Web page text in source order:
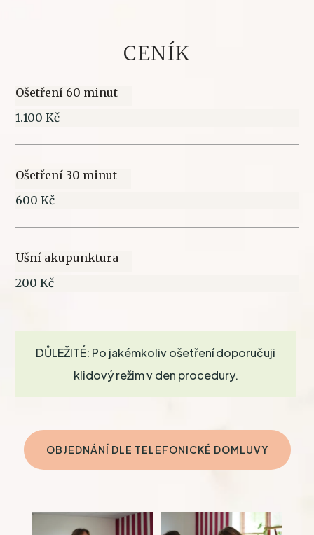
CENÍK
Ošetření 60 minut
1.100 Kč
Ošetření 30 minut
600 Kč
Ušní akupunktura
200 Kč
DŮLEŽITÉ: Po jakémkoliv ošetření doporučuji
klidový režim v den procedury.
OBJEDNÁNÍ DLE TELEFONICKÉ DOMLUVY